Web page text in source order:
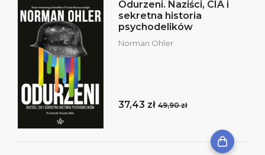
Odurzeni. Naziści, CIA i
sekretna historia
psychodelików
Norman Ohler
37,43 zł 49,90 zł